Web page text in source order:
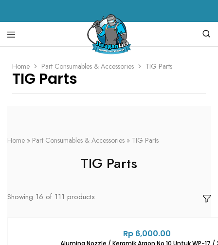
Las
las,
spare
parts
plasma,
torch
Home Part Consumables & Accessories TIG Parts
TIG Parts
Home » Part Consumables & Accessories » TIG Parts
TIG Parts
Showing 16 of 111 products
Rp 6,000.00
Alumina Nozzle / Keramik Argon No.10 Untuk WP-17 /